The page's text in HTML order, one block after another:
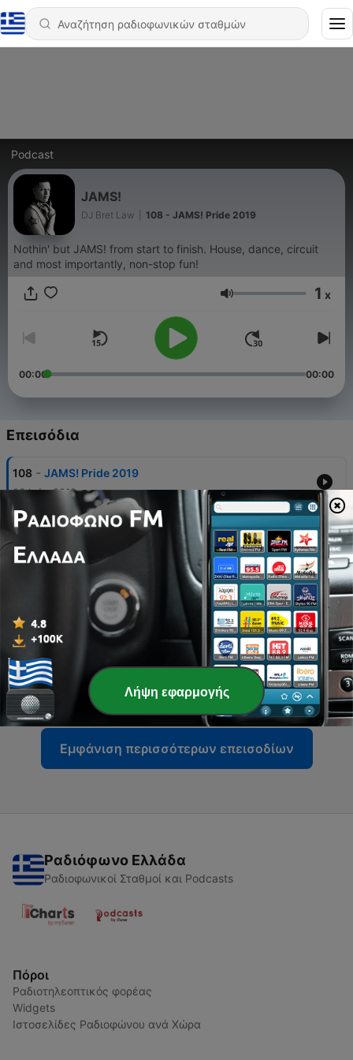
Podcast
JAMS!
DJ Bret Law 108 - JAMS! Pride 2019
Nothin' but JAMS! from start to finish. House, dance, circuit
and most importantly, non-stop fun!
Ένταση 1 x
00:00 00:00
Επεισόδια
108 - JAMS! Pride 2019
03 Ιούν 2019
107 - JAMS! Best of 2018
JAMS! Nov 2018
105 - JAMS! Oct 2018
26 Οκτ 2018
104 - JAMS! Sept 2018
01 Οκτ 2018
Εμφάνιση περισσότερων επεισοδίων
Ραδιόφωνο Ελλάδα
Ραδιοφωνικοί Σταθμοί και Podcasts
Πόροι
Ραδιοτηλεοπτικός φορέας
Widgets
Ιστοσελίδες Ραδιοφώνου ανά Χώρα
Λήψη εφαρμογής